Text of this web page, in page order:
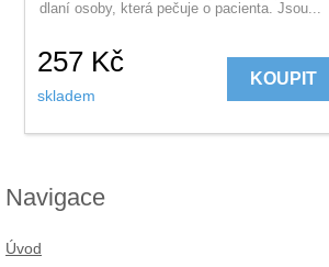
dlaní osoby, která pečuje o pacienta. Jsou...
257 Kč
skladem
KOUPIT
Navigace
Úvod